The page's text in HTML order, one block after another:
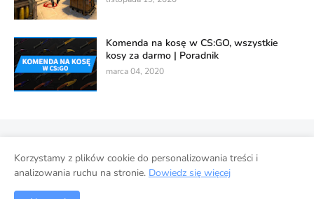
Komenda na kosę w CS:GO, wszystkie
kosy za darmo | Poradnik
marca 04, 2020
Wykorzystanie danych w usługach Google
Strona główna
Współpraca
Korzystamy z plików cookie do personalizowania treści i
analizowania ruchu na stronie. Dowiedz się więcej